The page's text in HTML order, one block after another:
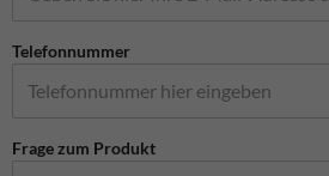
Telefonnummer
Frage zum Produkt